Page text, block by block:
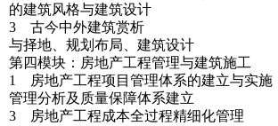
的建筑风格与建筑设计
3 古今中外建筑赏析 4
与择地、规划布局、建筑设计
第四模块：房地产工程管理与建筑施工
1 房地产工程项目管理体系的建立与
管理分析及质量保障体系建立
3 房地产工程成本全过程精细化管